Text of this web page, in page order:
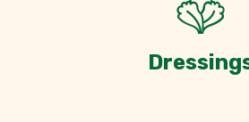
Die Produkte
Kunden